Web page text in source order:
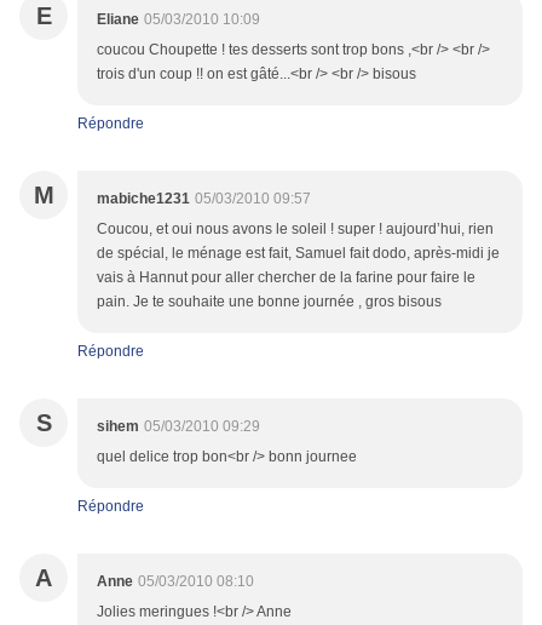
E Eliane 05/03/2010 10:09
coucou Choupette ! tes desserts sont trop bons ,<br /> <br />
trois d'un coup !! on est gâté...<br /> <br /> bisous
Répondre
M mabiche1231 05/03/2010 09:57
Coucou, et oui nous avons le soleil ! super ! aujourd’hui, rien
de spécial, le ménage est fait, Samuel fait dodo, après-midi je
vais à Hannut pour aller chercher de la farine pour faire le
pain. Je te souhaite une bonne journée , gros bisous
Répondre
S sihem 05/03/2010 09:29
quel delice trop bon<br /> bonn journee
Répondre
A Anne 05/03/2010 08:10
Jolies meringues !<br /> Anne